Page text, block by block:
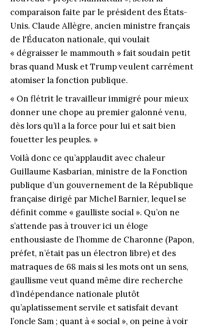
comparaison faite par le président des États-
Unis. Claude Allègre, ancien ministre français
de l'Éducaton nationale, qui voulait
« dégraisser le mammouth » fait soudain petit
bras quand Musk et Trump veulent carrément
atomiser la fonction publique.
« On flétrit le travailleur immigré pour mieux
donner une chope au premier galonné venu,
dès lors qu’il a la force pour lui et sait bien
fouetter les peuples. »
Voilà donc ce qu’applaudit avec chaleur
Guillaume Kasbarian, ministre de la Fonction
publique d’un gouvernement de la République
française dirigé par Michel Barnier, lequel se
définit comme « gaulliste social ». Qu’on ne
s’attende pas à trouver ici un éloge
enthousiaste de l’homme de Charonne (Papon,
préfet, n’était pas un électron libre) et des
matraques de 68 mais si les mots ont un sens,
gaullisme veut quand même dire recherche
d’indépendance nationale plutôt
qu’aplatissement servile et satisfait devant
l’oncle Sam ; quant à « social », on peine à voir